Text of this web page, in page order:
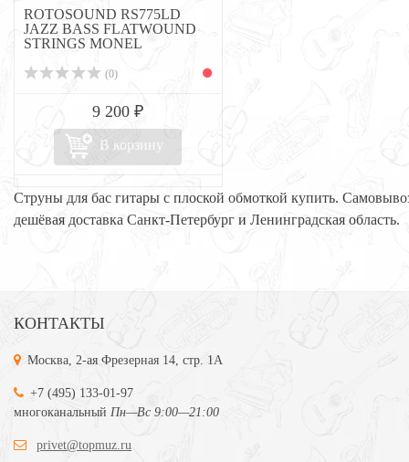
ROTOSOUND RS775LD
JAZZ BASS FLATWOUND
STRINGS MONEL
(0)
9 200 ₽
В корзину
Струны для бас гитары с плоской обмоткой купить.
дешёвая доставка Санкт-Петербург и Ленинградская область.
КОНТАКТЫ
Москва, 2-ая Фрезерная 14, стр. 1А
+7 (495) 133-01-97
многоканальный Пн—Вс 9:00—21:00
privet@topmuz.ru